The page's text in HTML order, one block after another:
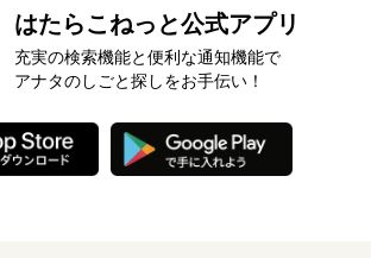
はたらこねっと公式アプリ
充実の検索機能と便利な通知機能で
アナタのしごと探しをお手伝い！